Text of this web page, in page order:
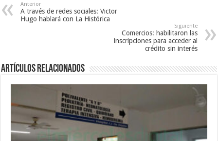
Anterior
A través de redes sociales: Victor
Hugo hablará con La Histórica
Siguiente
Comercios: habilitaron las
inscripciones para acceder al
crédito sin interés
Artículos Relacionados